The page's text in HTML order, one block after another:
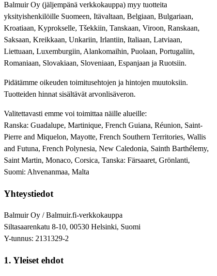
Balmuir Oy (jäljempänä verkkokauppa) myy tuotteita
yksityishenkilöille Suomeen, Itävaltaan, Belgiaan, Bulgariaan,
Kroatiaan, Kyprokselle, Tšekkiin, Tanskaan, Viroon, Ranskaan,
Saksaan, Kreikkaan, Unkariin, Irlantiin, Italiaan, Latviaan,
Liettuaan, Luxemburgiin, Alankomaihin, Puolaan, Portugaliin,
Romaniaan, Slovakiaan, Sloveniaan, Espanjaan ja Ruotsiin.
Pidätämme oikeuden toimitusehtojen ja hintojen muutoksiin.
Tuotteiden hinnat sisältävät arvonlisäveron.
Valitettavasti emme voi toimittaa näille alueille:
Ranska: Guadalupe, Martinique, French Guiana, Réunion, Saint-
Pierre and Miquelon, Mayotte, French Southern Territories, Wallis
and Futuna, French Polynesia, New Caledonia, Sainth Barthélemy,
Saint Martin, Monaco, Corsica, Tanska: Färsaaret, Grönlanti,
Suomi: Ahvenanmaa, Malta
Yhteystiedot
Balmuir Oy / Balmuir.fi-verkkokauppa
Siltasaarenkatu 8-10, 00530 Helsinki, Suomi
Y-tunnus: 2131329-2
1. Yleiset ehdot